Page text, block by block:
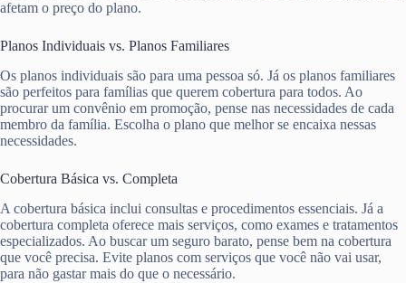
afetam o preço do plano.
Planos Individuais vs. Planos Familiares
Os planos individuais são para uma pessoa só. Já os planos familiares
são perfeitos para famílias que querem cobertura para todos. Ao
procurar um convênio em promoção, pense nas necessidades de cada
membro da família. Escolha o plano que melhor se encaixa nessas
necessidades.
Cobertura Básica vs. Completa
A cobertura básica inclui consultas e procedimentos essenciais. Já a
cobertura completa oferece mais serviços, como exames e tratamentos
especializados. Ao buscar um seguro barato, pense bem na cobertura
que você precisa. Evite planos com serviços que você não vai usar,
para não gastar mais do que o necessário.